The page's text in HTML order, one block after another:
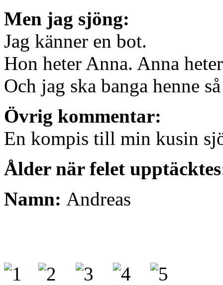
Men jag sjöng:
Jag känner en bot.
Hon heter Anna. Anna
Och jag ska banga henne
Övrig kommentar:
En kompis till min kusin
Ålder när felet
Namn: Andreas